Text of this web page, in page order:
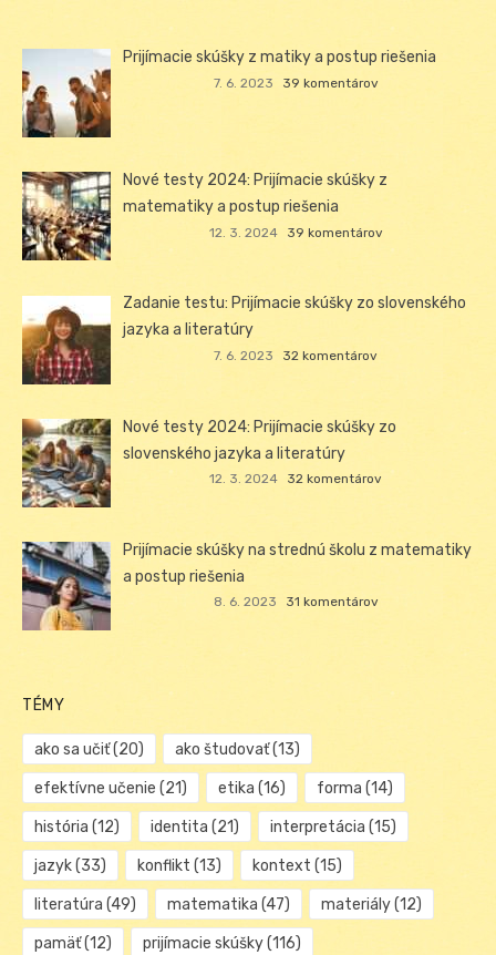
Prijímacie skúšky z matiky a postup riešenia
7. 6. 2023 39 komentárov
Nové testy 2024: Prijímacie skúšky z
matematiky a postup riešenia
12. 3. 2024 39 komentárov
Zadanie testu: Prijímacie skúšky zo slovenského
jazyka a literatúry
7. 6. 2023 32 komentárov
Nové testy 2024: Prijímacie skúšky zo
slovenského jazyka a literatúry
12. 3. 2024 32 komentárov
Prijímacie skúšky na strednú školu z matematiky
a postup riešenia
8. 6. 2023 31 komentárov
TÉMY
ako sa učiť(20) ako študovať(13)
efektívne učenie (21) etika (16) forma (14)
história (12) identita (21) interpretácia (15)
jazyk(33) konflikt (13) kontext (15)
literatúra (49) matematika (47) materiály(12)
pamäť(12) prijímacie skúšky(116)